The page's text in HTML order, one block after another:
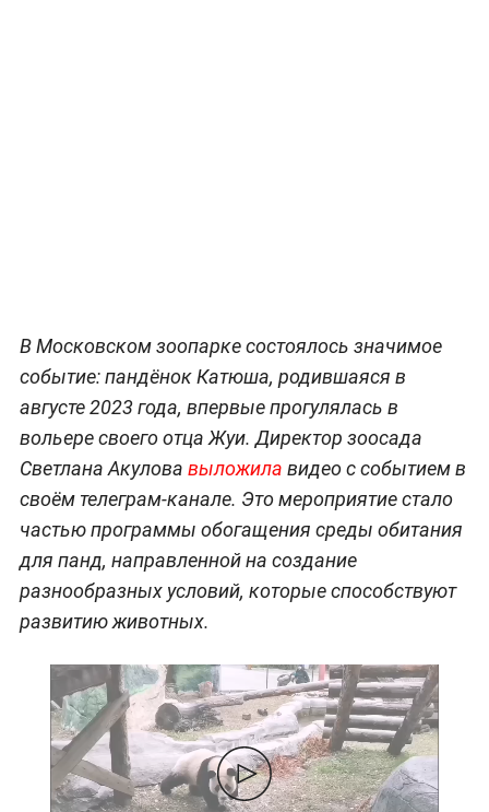
В Московском зоопарке состоялось значимое
событие: пандёнок Катюша, родившаяся в
августе 2023 года, впервые прогулялась в
вольере своего отца Жуи. Директор зоосада
Светлана Акулова выложила видео с событием в
своём телеграм-канале. Это мероприятие стало
частью программы обогащения среды обитания
для панд, направленной на создание
разнообразных условий, которые способствуют
развитию животных.